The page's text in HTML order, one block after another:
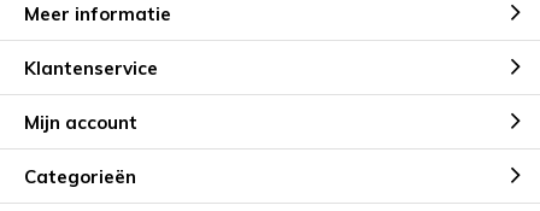
Meer informatie
Klantenservice
Mijn account
Categorieën